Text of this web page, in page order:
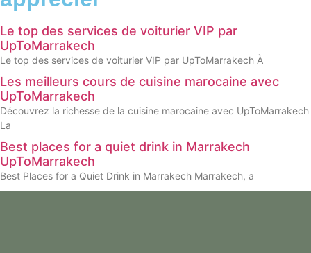
Le top des services de voiturier VIP par
UpToMarrakech
Le top des services de voiturier VIP par UpToMarrakech À
Les meilleurs cours de cuisine marocaine avec
UpToMarrakech
Découvrez la richesse de la cuisine marocaine avec UpToMarrakech
La
Best places for a quiet drink in Marrakech
UpToMarrakech
Best Places for a Quiet Drink in Marrakech Marrakech, a